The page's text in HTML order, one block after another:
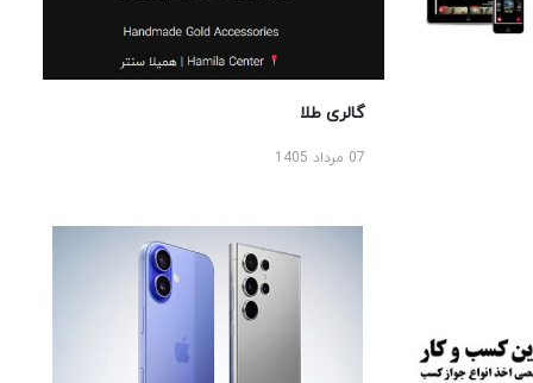
گالری طلا
07 مرداد 1405